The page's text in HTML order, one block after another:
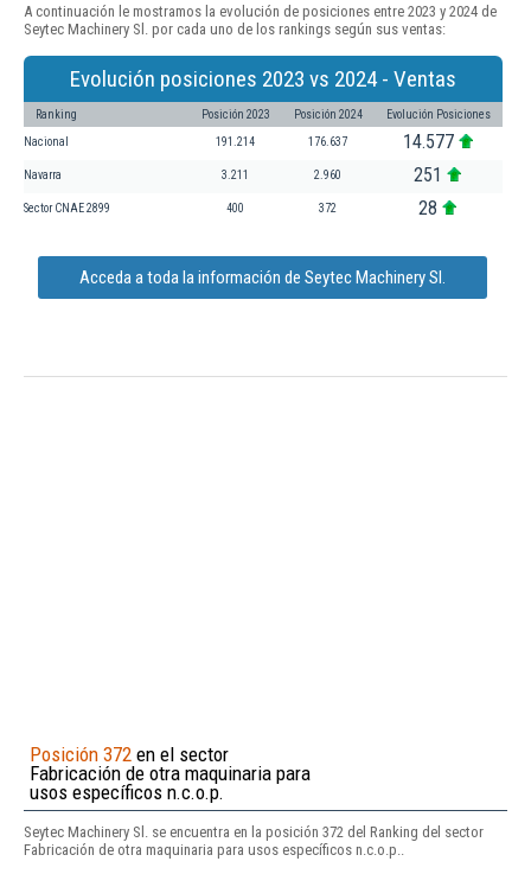
A continuación le mostramos la evolución de posiciones entre 2023 y 2024 de
Seytec Machinery Sl. por cada uno de los rankings según sus ventas:
Evolución posiciones 2023 vs 2024 - Ventas
Ranking Posición 2023 Posición 2024 Evolución Posiciones
Nacional 191.214 176.637 14.577
Navarra 3.211 2.960 251
Sector CNAE 2899 400 372 28
Acceda a toda la información de Seytec Machinery Sl.
Posición 372 en el sector
Fabricación de otra maquinaria para
usos específicos n.c.o.p.
Seytec Machinery Sl. se encuentra en la posición 372 del Ranking del sector
Fabricación de otra maquinaria para usos específicos n.c.o.p..